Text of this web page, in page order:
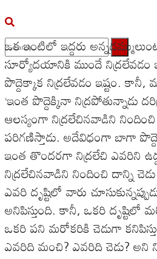
No Result
View All Result
ఒక ఇంటిలో ఇద్దరు
సూర్యోదయానికి ముందే
పొద్దెక్కాక నిద్రలేవడం ఇష్టం. కానీ,
‘ఇంత పొద్దెక్కినా నిద్రపోతున్నాడు
ఆలస్యంగా నిద్రలేచినవాడిని
పరిగణిస్తాడు. అదేవిధంగా బాగా
ఇంత తొందరగా నిద్రలేచి ఎవరిని
నిద్రలేచినవాడిని నిందించి దాన్ని
ఎవరి దృష్టిలో వారు
అనిపిస్తుంది. కానీ, ఒకరి దృష్టిలో
ఒకరి పని మరోకరికి చెడుగా
ఎవరిది మంచి? ఎవరిది చెడు? అని